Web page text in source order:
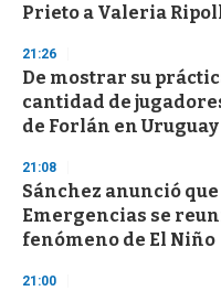
Prieto a Valeria
21:26
De mostrar su
cantidad de
de Forlán en Uruguay
21:08
Sánchez anunció
Emergencias se
fenómeno de El Niño
21:00